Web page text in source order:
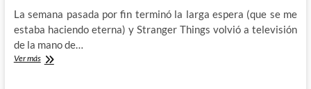
La semana pasada por fin terminó la larga espera (que se me
estaba haciendo eterna) y Stranger Things volvió a televisión
de la mano de…
Ver másRegresa